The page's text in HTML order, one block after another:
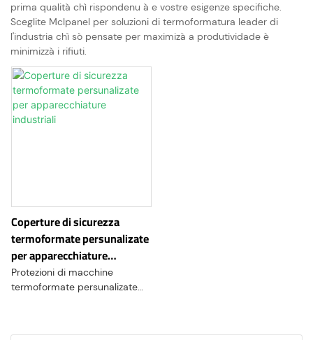
prima qualità chì rispondenu à e vostre esigenze specifiche.
Sceglite Mclpanel per soluzioni di termoformatura leader di
l'industria chì sò pensate per maximizà a produtividade è
minimizzà i rifiuti.
Coperture di sicurezza
termoformate persunalizate
per apparecchiature
industriali
Protezioni di macchine
termoformate persunalizate